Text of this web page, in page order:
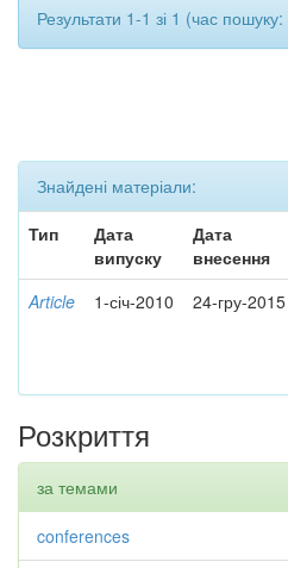
Результати 1-1 зі 1 (час
Знайдені матеріали:
Тип
Дата
випуску
Дата
внесення
Article 1-січ-2010 24-гру-2015
Розкриття
за темами
conferences